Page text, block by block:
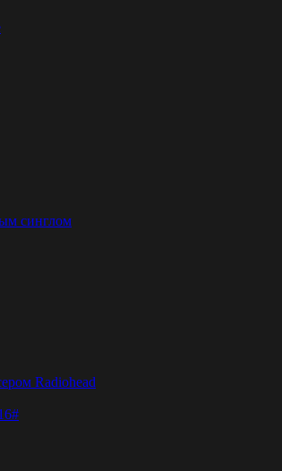
синглом
Radiohead